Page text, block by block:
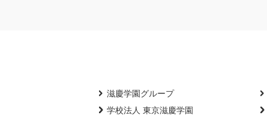
滋慶学園グループ
学校法人 東京滋慶学園